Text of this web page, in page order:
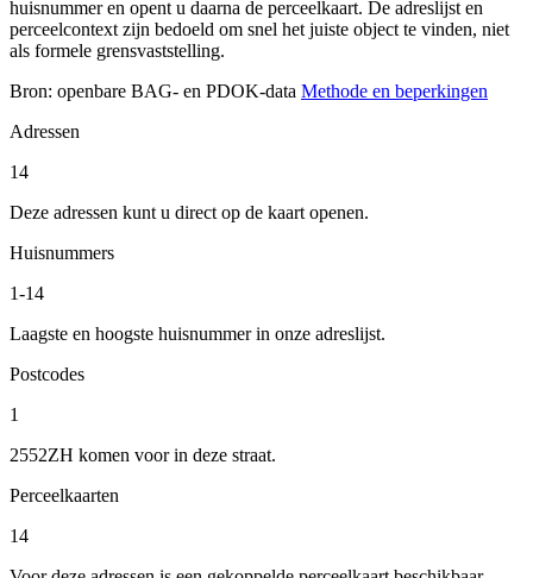
huisnummer en opent u daarna de perceelkaart. De adreslijst en
perceelcontext zijn bedoeld om snel het juiste object te vinden, niet
als formele grensvaststelling.
Bron: openbare BAG- en PDOK-data Methode en beperkingen
Adressen
14
Deze adressen kunt u direct op de kaart openen.
Huisnummers
1-14
Laagste en hoogste huisnummer in onze adreslijst.
Postcodes
1
2552ZH komen voor in deze straat.
Perceelkaarten
14